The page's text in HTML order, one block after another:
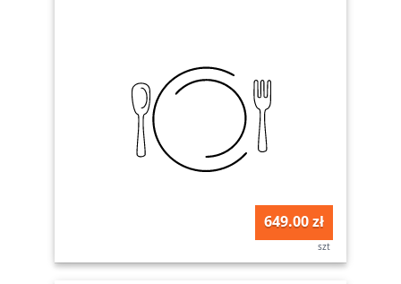
649.00 zł
szt